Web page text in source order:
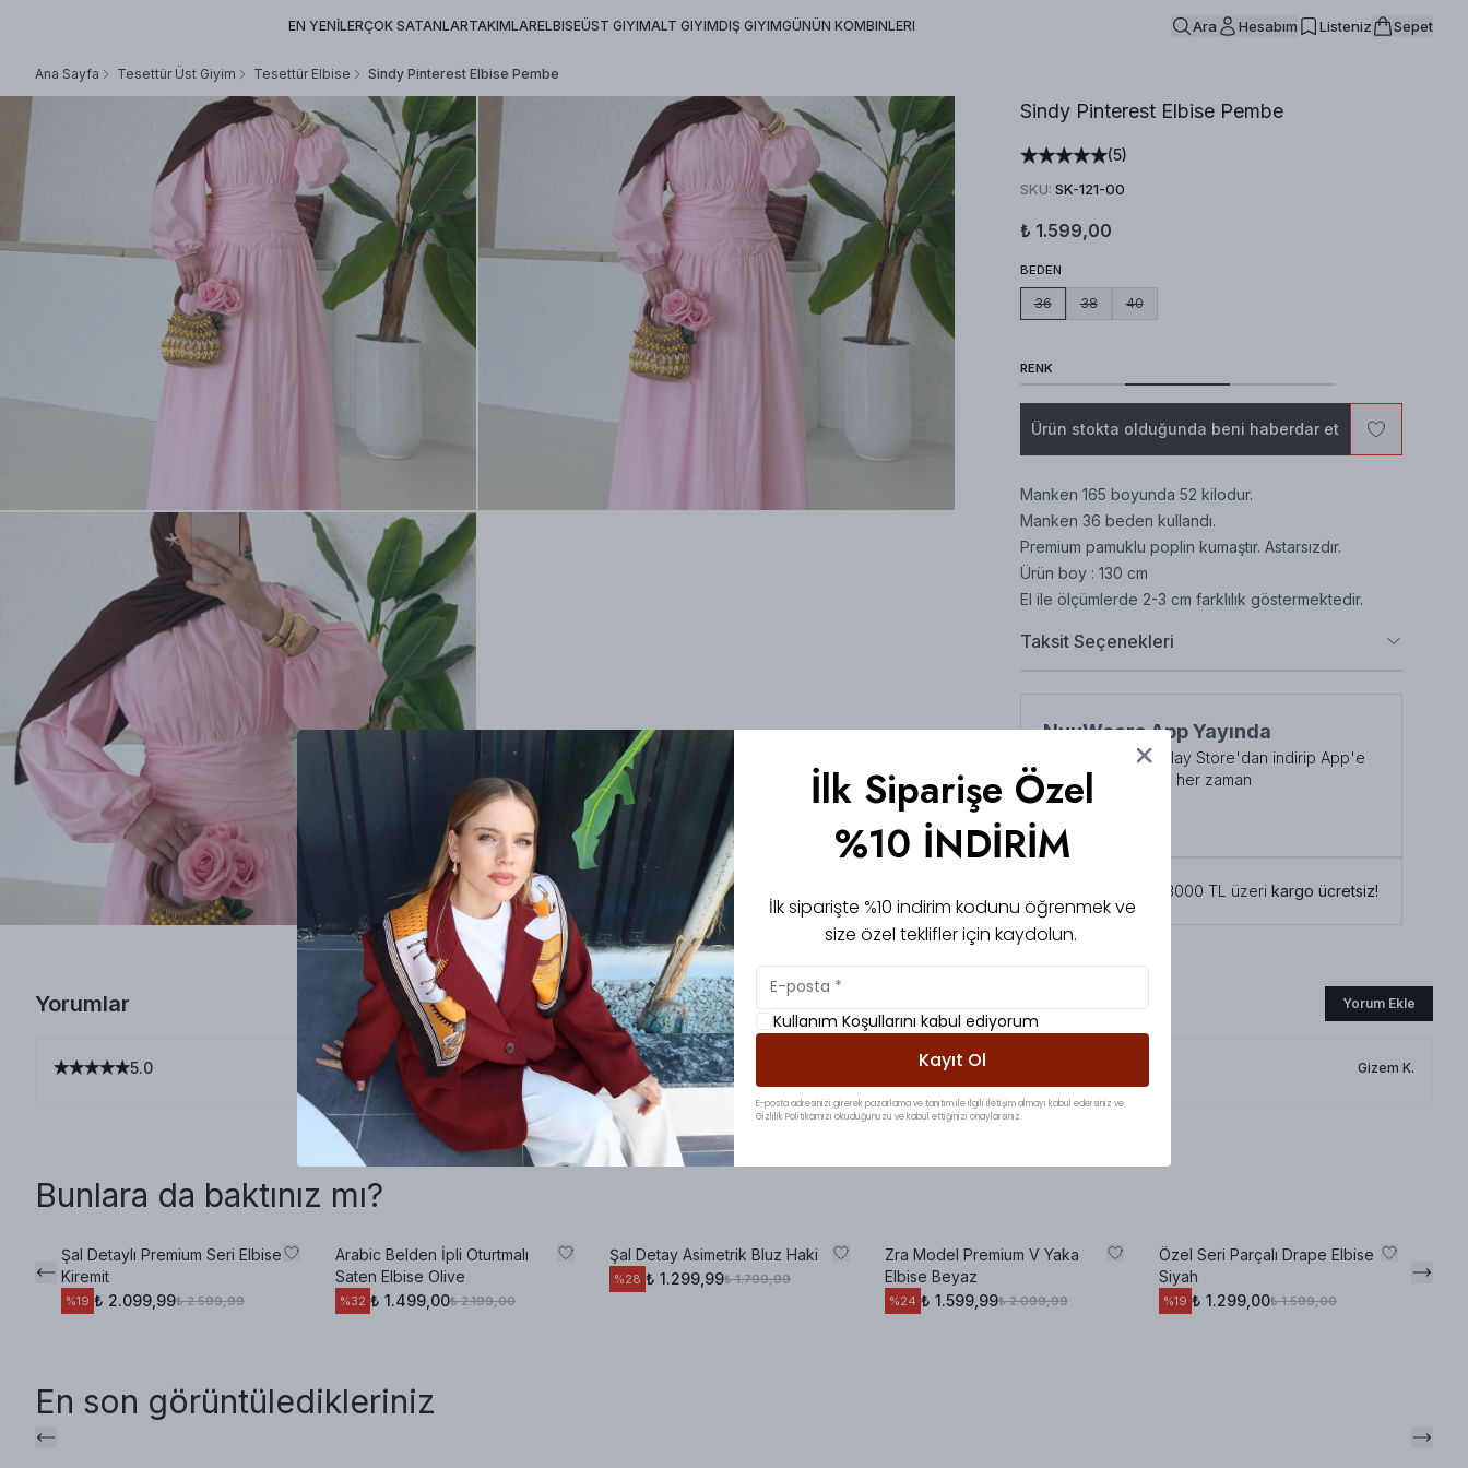
EN YENİLERÇOK SATANLARTAKIMLARELBISEÜST GIYIMALT GIYIMDIŞ GIYIMGÜNÜN KOMBINLERI Ara Hesabım Listeniz Sepet
Ana Sayfa Tesettür Üst Giyim Tesettür Elbise Sindy Pinterest Elbise Pembe
Sindy Pinterest Elbise Pembe
(5)
SKU: SK-121-00
₺ 1.599,00
BEDEN
36 38 40
RENK
Ürün stokta olduğunda beni haberdar et
Manken 165 boyunda 52 kilodur.
Manken 36 beden kullandı.
Premium pamuklu poplin kumaştır. Astarsızdır.
Ürün boy : 130 cm
El ile ölçümlerde 2-3 cm farklılık göstermektedir.
Taksit Seçenekleri
NuuWears App Yayında
App Store veya Play Store'dan indirip App'e
özel indirimlerden her zaman
faydalanabilirsiniz
Tüm siparişlerde 3000 TL üzeri kargo ücretsiz!
Yorumlar Yorum Ekle
5.0 Gizem K.
Bunlara da baktınız mı?
Şal Detaylı Premium Seri Elbise
Kiremit
%19 ₺ 2.099,99₺ 2.599,99
Arabic Belden İpli Oturtmalı
Saten Elbise Olive
%32 ₺ 1.499,00₺ 2.199,00
Şal Detay Asimetrik Bluz Haki
%28 ₺ 1.299,99₺ 1.799,99
Zra Model Premium V Yaka
Elbise Beyaz
%24 ₺ 1.599,99₺ 2.099,99
Özel Seri Parçalı Drape Elbise
Siyah
%19 ₺ 1.299,00₺ 1.599,00
En son görüntüledikleriniz
İlk Siparişe Özel
%10 İNDİRİM
İlk siparişte %10 indirim kodunu öğrenmek ve
size özel teklifler için kaydolun.
Kullanım Koşullarını kabul ediyorum
Kayıt Ol
E-posta adresinizi girerek pazarlama ve tanıtım ile ilgili iletişim almayı kabul edersiniz ve
Gizlilik Politikamızı okuduğunuzu ve kabul ettiğinizi onaylarsınız.